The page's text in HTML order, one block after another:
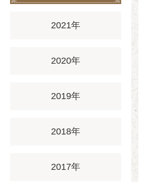
2021年
2020年
2019年
2018年
2017年